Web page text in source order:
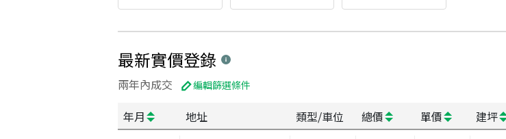
最新實價登錄
兩年內成交 編輯篩選條件
年月 地址 類型/車位 總價 單價 建坪